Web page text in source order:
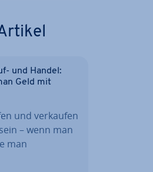
und Handel:
Geld mit
und verkaufen
– wenn man
man